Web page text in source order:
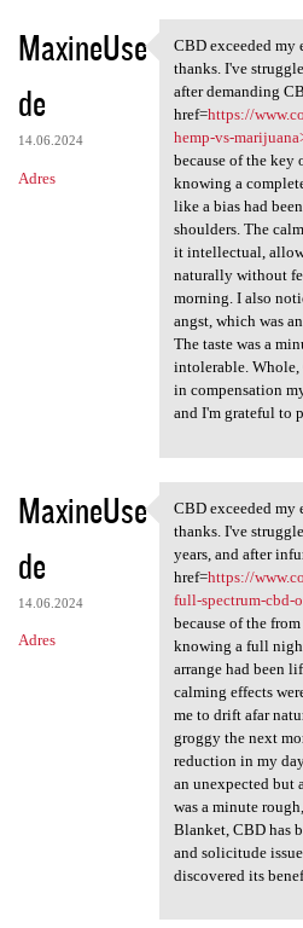
MaxineUse
de
14.06.2024
Adres
CBD exceeded
CBD exceeded my
thanks. I've
after demanding
href=https://
hemp-vs-
because of the key
knowing a
like a bias had
shoulders. The
it intellectual,
naturally without
morning. I also
angst, which was
The taste was a
intolerable. Whole,
in compensation
and I'm grateful to
MaxineUse
de
14.06.2024
Adres
CBD exceeded
CBD exceeded my
thanks. I've
years, and after
href=https://
full-spectrum-cbd-
because of the
knowing a full
arrange had been
calming effects
me to drift afar
groggy the next
reduction in my
an unexpected but
was a minute
Blanket, CBD has
and solicitude
discovered its